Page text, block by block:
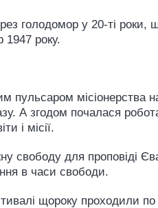
голодомор у 20-ті роки,
1947 року.
пульсаром місіонерства
А згодом почалася
і місії.
свободу для проповіді
в часи свободи.
щороку проходили по